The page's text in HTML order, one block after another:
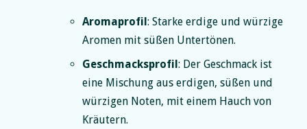
Aromaprofil: Starke erdige und würzige
Aromen mit süßen Untertönen.
Geschmacksprofil: Der Geschmack ist
eine Mischung aus erdigen, süßen und
würzigen Noten, mit einem Hauch von
Kräutern.